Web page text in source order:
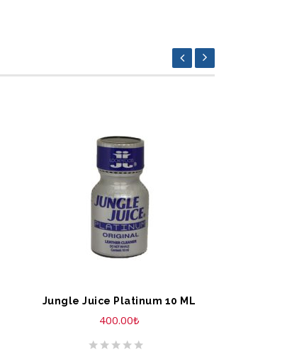
SEPETE EKLE
Jungle Juice Platinum 10 ML
400.00₺